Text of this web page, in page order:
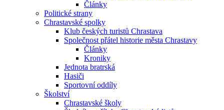
Články
Politické strany
Chrastavské spolky
Klub českých turistů Chrastava
Společnost přátel historie města Chrastavy
Články
Kroniky
Jednota bratrská
Hasiči
Sportovní oddíly
Školství
Chrastavské školy